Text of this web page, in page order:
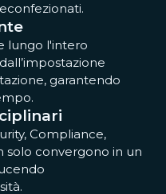
lungo l'intero
garantendo
Compliance,
solo convergono in un